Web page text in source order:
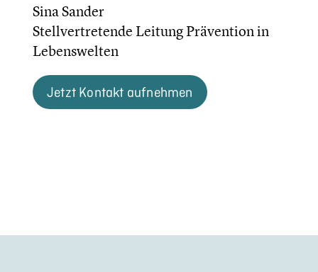
Sina Sander
Stell­ver­tre­tende Leitung Präven­tion in
Lebens­wel­ten
Jetzt Kontakt aufnehmen